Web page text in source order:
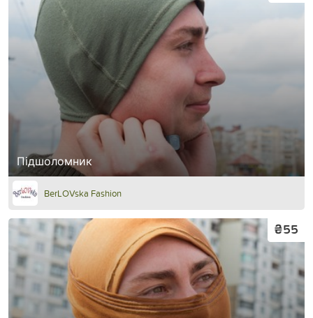
Підшоломник
BerLOVska Fashion
₴55